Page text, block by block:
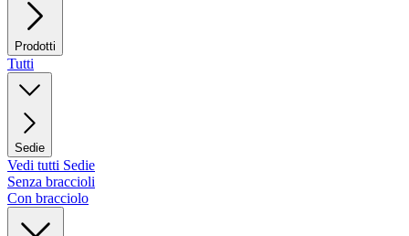
Prodotti
Tutti
Sedie
Vedi tutti Sedie
Senza braccioli
Con bracciolo